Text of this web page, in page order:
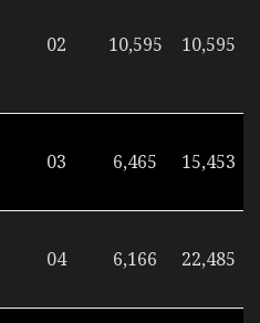
02 10,595 10,595
03 6,465 15,453
04 6,166 22,485